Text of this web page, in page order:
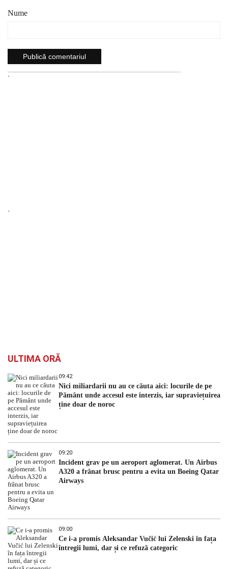
Nume
`
`
ULTIMA ORĂ
09:42
Nici miliardarii nu au ce căuta aici: locurile de pe
Pământ unde accesul este interzis, iar supraviețuirea
ține doar de noroc
09:20
Incident grav pe un aeroport aglomerat. Un Airbus
A320 a frânat brusc pentru a evita un Boeing Qatar
Airways
09:00
Ce i-a promis Aleksandar Vučić lui Zelenski în fața
întregii lumi, dar și ce refuză categoric